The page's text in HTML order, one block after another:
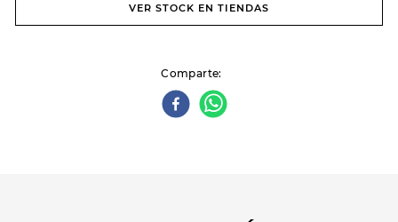
VER STOCK EN TIENDAS
Comparte